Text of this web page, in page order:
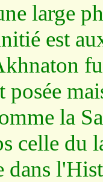
large
est
posée
la
celle du
dans